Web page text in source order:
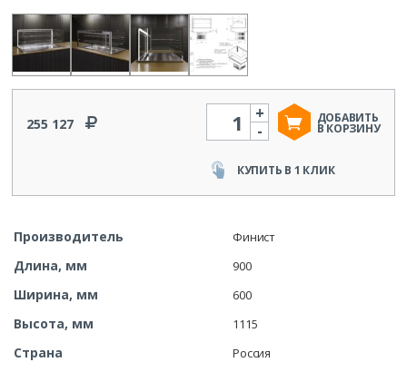
255 127
Количество
-
+ ДОБАВИТЬ
В КОРЗИНУ
КУПИТЬ В 1 КЛИК
Производитель Финист
Длина, мм 900
Ширина, мм 600
Высота, мм 1115
Страна Россия